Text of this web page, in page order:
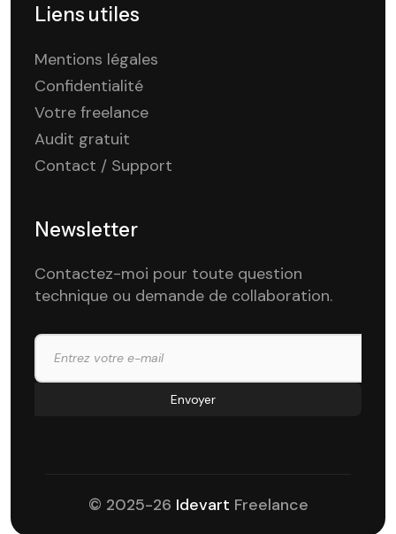
Liens utiles
Mentions légales
Confidentialité
Votre freelance
Audit gratuit
Contact / Support
Newsletter
Contactez-moi pour toute question
technique ou demande de collaboration.
© 2025-26 Idevart Freelance